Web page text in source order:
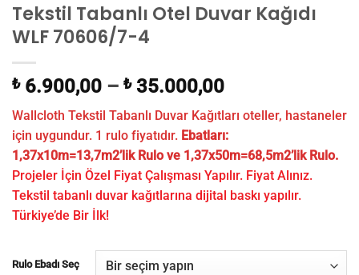
Tekstil Tabanlı Otel Duvar Kağıdı
WLF 70606/7-4
₺6.900,00 – ₺35.000,00
Wallcloth Tekstil Tabanlı Duvar Kağıtları oteller, hastaneler
için uygundur. 1 rulo fiyatıdır. Ebatları:
1,37x10m=13,7m2’lik Rulo ve 1,37x50m=68,5m2’lik Rulo.
Projeler İçin Özel Fiyat Çalışması Yapılır. Fiyat Alınız.
Tekstil tabanlı duvar kağıtlarına dijital baskı yapılır.
Türkiye’de Bir İlk!
Rulo Ebadı Seç